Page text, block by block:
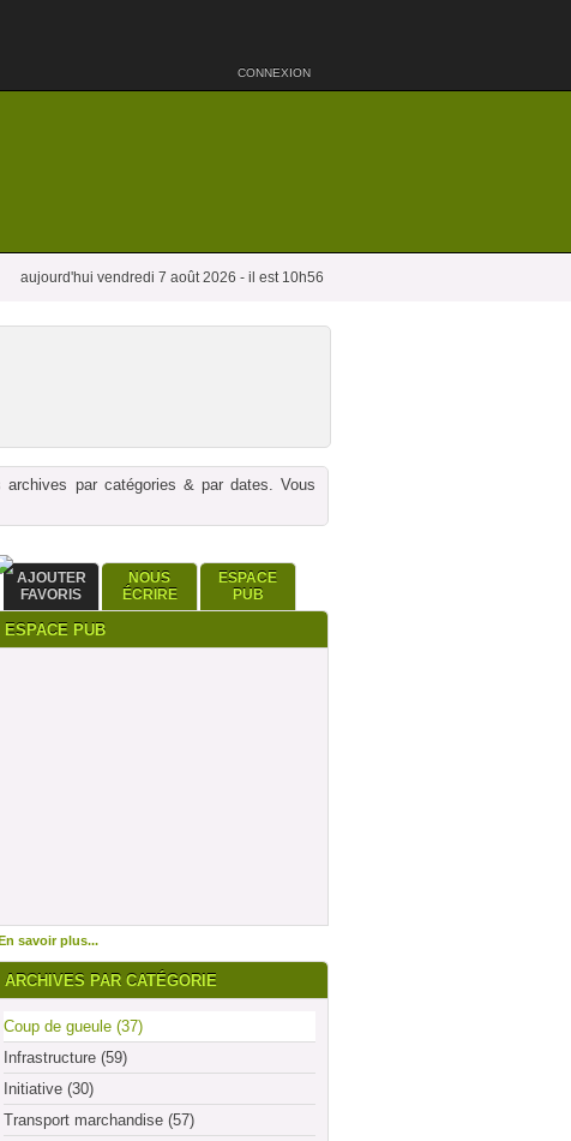
CONNEXION
aujourd'hui vendredi 7 août 2026 - il est 10h56
par catégories & par dates. Vous
AJOUTER
FAVORIS
NOUS
ÉCRIRE
ESPACE
PUB
ESPACE PUB
savoir plus...
ARCHIVES PAR CATÉGORIE
Coup de gueule (37)
Infrastructure (59)
Initiative (30)
Transport marchandise (57)